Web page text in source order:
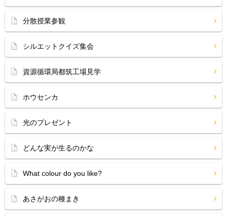
分散授業参観
シルエットクイズ集会
資源循環局都筑工場見学
ホウセンカ
光のプレゼント
どんな実が生るのかな
What colour do you like?
あさがおの種まき